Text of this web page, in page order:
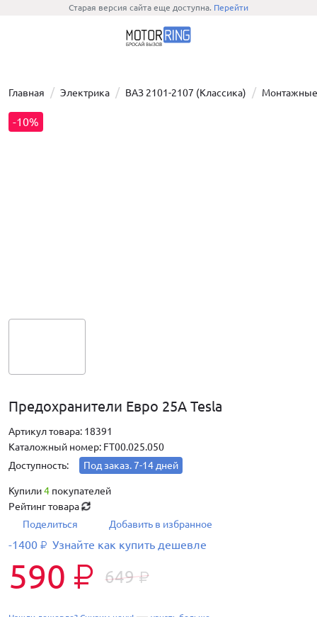
Старая версия сайта еще доступна. Перейти
Главная Электрика ВАЗ 2101-2107 (Классика) Монтажные
-10%
Предохранители Евро 25А Tesla
Артикул товара: 18391
Каталожный номер: FT00.025.050
Доступность:
Под заказ. 7-14 дней
Купили4 покупателей
Рейтинг товара
Поделиться
Добавить в избранное
-1400 ₽ Узнайте как купить дешевле
590 ₽ 649₽